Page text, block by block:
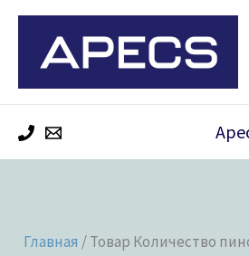
Перейти
содержимому
Главная / Товар Количество